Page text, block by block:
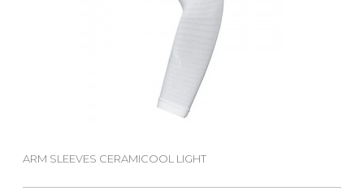
ARM SLEEVES CERAMICOOL LIGHT